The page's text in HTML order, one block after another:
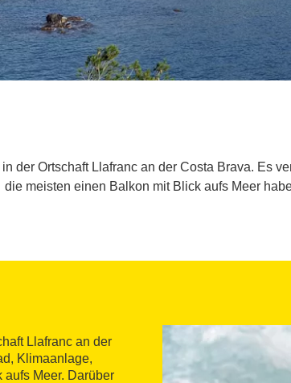
der Ortschaft Llafranc an der Costa Brava. Es
die meisten einen Balkon mit Blick aufs Meer
Llafranc an der
Klimaanlage,
Meer. Darüber